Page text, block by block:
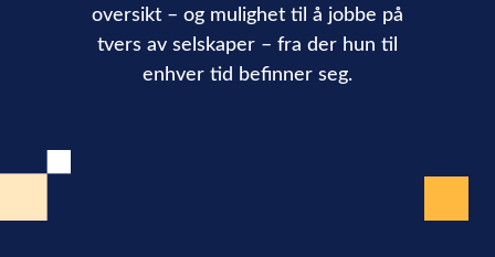
oversikt – og mulighet til å jobbe på
tvers av selskaper – fra der hun til
enhver tid befinner seg.